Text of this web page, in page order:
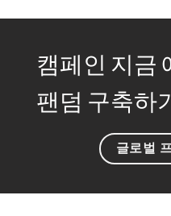
캠페인 지금
팬덤 구축하
글로벌